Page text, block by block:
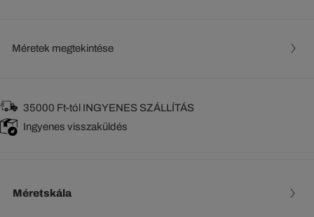
Méretek megtekintése
35000 Ft-tól INGYENES SZÁLLÍTÁS
Ingyenes visszaküldés
Méretskála